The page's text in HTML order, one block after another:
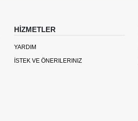
HİZMETLER
YARDIM
İSTEK VE ÖNERILERINIZ